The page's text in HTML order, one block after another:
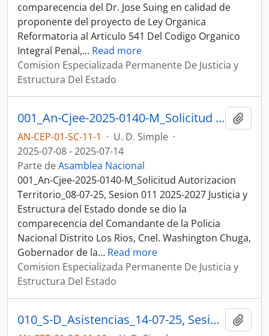
comparecencia del Dr. Jose Suing en calidad de
proponente del proyecto de Ley Organica
Reformatoria al Articulo 541 Del Codigo Organico
Integral Penal,… Read more
Comision Especializada Permanente De Justicia y
Estructura Del Estado
001_An-Cjee-2025-0140-M_Solicitud Autorizacion Territorio_08-07-25, Sesion 011 Justicia y Estructura del Estado
AN-CEP-01-SC-11-1 · U. D. Simple ·
2025-07-08 - 2025-07-14
Parte deAsamblea Nacional
001_An-Cjee-2025-0140-M_Solicitud Autorizacion
Territorio_08-07-25, Sesion 011 2025-2027 Justicia y
Estructura del Estado donde se dio la
comparecencia del Comandante de la Policia
Nacional Distrito Los Rios, Cnel. Washington Chuga,
Gobernador de la… Read more
Comision Especializada Permanente De Justicia y
Estructura Del Estado
010_S-D_Asistencias_14-07-25, Sesion 011 Justicia y Estructura del Estado